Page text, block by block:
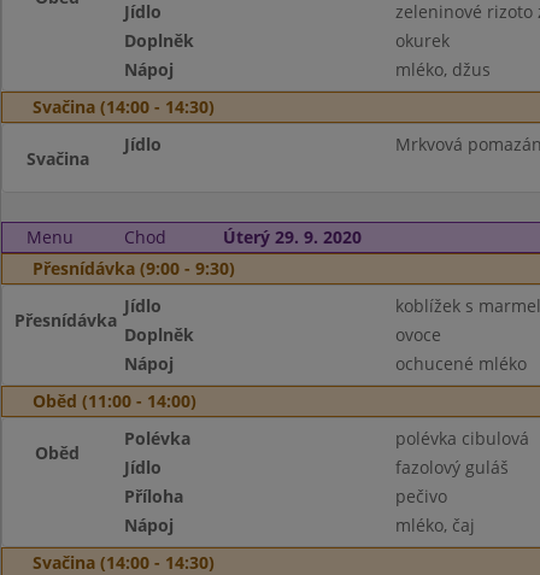
Jídlo
zeleninové rizoto
Doplněk
okurek
Nápoj
mléko, džus
Svačina (14:00 - 14:30)
Svačina
Jídlo Mrkvová
Menu Chod
Úterý 29. 9. 2020
Přesnídávka (9:00 - 9:30)
Přesnídávka
Jídlo
koblížek s
Doplněk
ovoce
Nápoj
ochucené mléko
Oběd (11:00 - 14:00)
Oběd
Polévka
polévka cibulová
Jídlo
fazolový guláš
Příloha
pečivo
Nápoj
mléko, čaj
Svačina (14:00 - 14:30)